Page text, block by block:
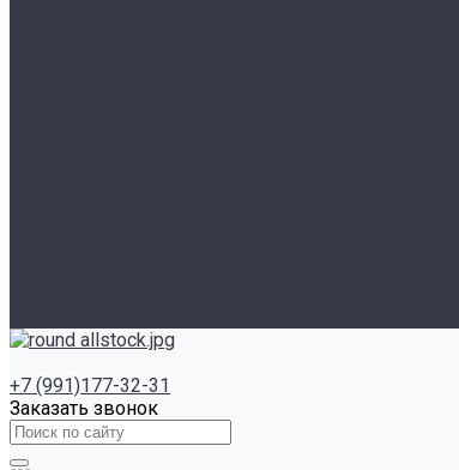
+7 (991)177-32-31
Заказать звонок